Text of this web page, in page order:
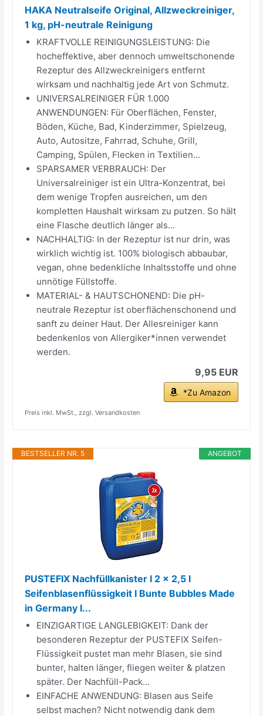
HAKA Neutralseife Original, Allzweckreiniger,
1 kg, pH-neutrale Reinigung
KRAFTVOLLE REINIGUNGSLEISTUNG: Die
hocheffektive, aber dennoch umweltschonende
Rezeptur des Allzweckreinigers entfernt
wirksam und nachhaltig jede Art von Schmutz.
UNIVERSALREINIGER FÜR 1.000
ANWENDUNGEN: Für Oberflächen, Fenster,
Böden, Küche, Bad, Kinderzimmer, Spielzeug,
Auto, Autositze, Fahrrad, Schuhe, Grill,
Camping, Spülen, Flecken in Textilien...
SPARSAMER VERBRAUCH: Der
Universalreiniger ist ein Ultra-Konzentrat, bei
dem wenige Tropfen ausreichen, um den
kompletten Haushalt wirksam zu putzen. So hält
eine Flasche deutlich länger als...
NACHHALTIG: In der Rezeptur ist nur drin, was
wirklich wichtig ist. 100% biologisch abbaubar,
vegan, ohne bedenkliche Inhaltsstoffe und ohne
unnötige Füllstoffe.
MATERIAL- & HAUTSCHONEND: Die pH-
neutrale Rezeptur ist oberflächenschonend und
sanft zu deiner Haut. Der Allesreiniger kann
bedenkenlos von Allergiker*innen verwendet
werden.
9,95 EUR
*Zu Amazon
Preis inkl. MwSt., zzgl. Versandkosten
ANGEBOT
BESTSELLER NR. 5
PUSTEFIX Nachfüllkanister I 2 x 2,5 l
Seifenblasenflüssigkeit I Bunte Bubbles Made
in Germany I...
EINZIGARTIGE LANGLEBIGKEIT: Dank der
besonderen Rezeptur der PUSTEFIX Seifen-
Flüssigkeit pustet man mehr Blasen, sie sind
bunter, halten länger, fliegen weiter & platzen
später. Der Nachfüll-Pack...
EINFACHE ANWENDUNG: Blasen aus Seife
selbst machen? Nicht notwendig dank dem